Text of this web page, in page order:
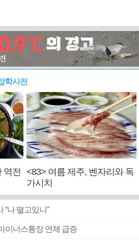
학사전
역전
<83> 여름 제주, 벤자리와 독
가시치
나 떨고있니”
이너스통장 연체 급증